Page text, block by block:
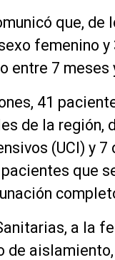
que, de
femenino
entre 7 meses
41
de la región,
(UCI) y
que
a la
de